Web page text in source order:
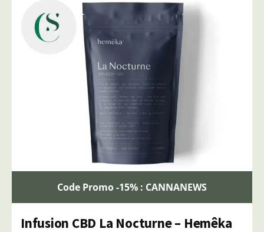
Code Promo -15% : CANNANEWS
Infusion CBD La Nocturne – Hemêka